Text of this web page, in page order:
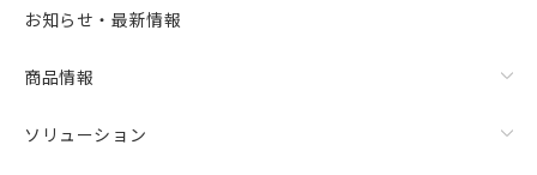
お知らせ・最新情報
商品情報
ソリューション